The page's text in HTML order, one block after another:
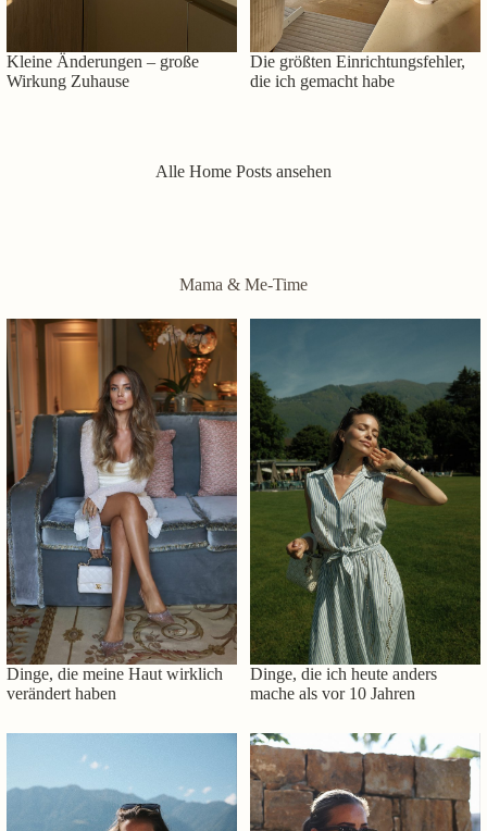
Kleine Änderungen – große
Wirkung Zuhause
Die größten Einrichtungsfehler,
die ich gemacht habe
Alle Home Posts ansehen
Mama & Me-Time
Dinge, die meine Haut wirklich
verändert haben
Dinge, die ich heute anders
mache als vor 10 Jahren